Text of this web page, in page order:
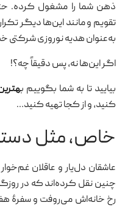
ذهن شما را مشغول کرده.
تقویم و مانند این‌ها دیگر
به‌عنوان هدیه نوروزی شرکتی
اگر این‌ها نه، پس دقیقاً چه؟!
بیایید تا به شما بگوییم ب
کنید، و از کجا تهیه کنید…
خاص، مثل
عاشقان دل‌یار و عاقلان
چنین نقل کرده‌اند که در
رخ خانه‌اش می‌روفت و سفرهٔ